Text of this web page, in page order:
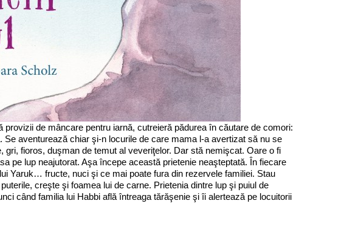
de mâncare pentru iarnă, cutreieră pădurea în căutare de comori:
aventurează chiar şi-n locurile de care mama l-a avertizat să nu se
fioros, duşman de temut al veveriţelor. Dar stă nemişcat. Oare o fi
pe lup neajutorat. Aşa începe această prietenie neaşteptată. În fiecare
Yaruk… fructe, nuci şi ce mai poate fura din rezervele familiei. Stau
creşte şi foamea lui de carne. Prietenia dintre lup şi puiul de
când familia lui Habbi află întreaga tărăşenie şi îi alertează pe locuitorii